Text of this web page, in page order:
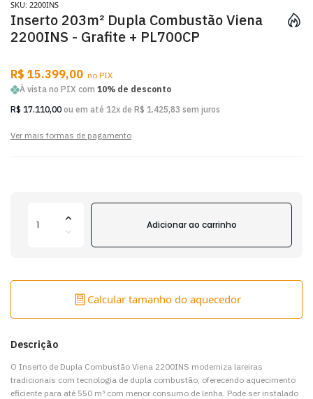
Inserto 203m² Dupla Combustão Viena
2200INS - Grafite + PL700CP
SKU: 2200INS
R$ 15.399,00 no PIX
À vista no PIX com 10% de desconto
R$ 17.110,00 ou em até 12x de R$ 1.425,83 sem juros
Ver mais formas de pagamento
Descrição
O Inserto de Dupla Combustão Viena 2200INS moderniza lareiras
tradicionais com tecnologia de dupla combustão, oferecendo aquecimento
eficiente para até 550 m³ com menor consumo de lenha. Pode ser instalado
Adicionar ao carrinho
Calcular tamanho do aquecedor